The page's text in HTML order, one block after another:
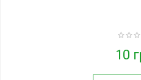
10